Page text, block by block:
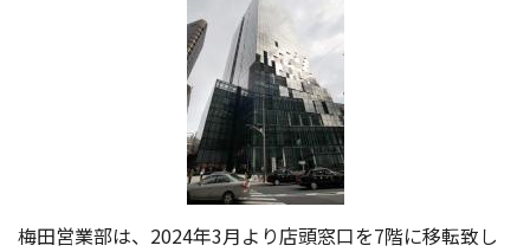
梅田営業部は、2024年3月より店頭窓口を7階に移転致し